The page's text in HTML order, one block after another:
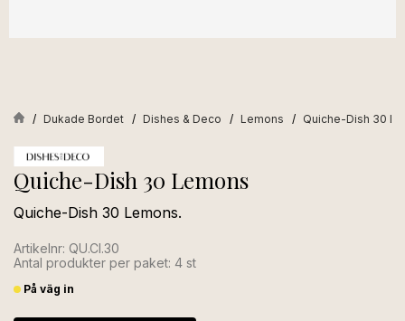
Dukade Bordet Dishes & Deco Lemons Quiche-Dish 30
Quiche-Dish 30 Lemons
Quiche-Dish 30 Lemons.
Artikelnr: QU.CI.30
Antal produkter per paket: 4 st
På väg in